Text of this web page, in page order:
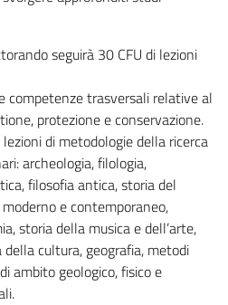
seguirà 30 CFU di lezioni
competenze trasversali relative al
protezione e conservazione.
di metodologie della ricerca
archeologia, filologia,
filosofia antica, storia del
e contemporaneo,
storia della musica e dell’arte,
cultura, geografia, metodi
ambito geologico, fisico e